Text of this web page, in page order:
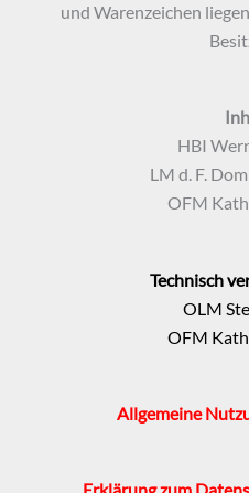
und Warenzeichen
HBI
LM d. F.
OFM
Technisch
OLM
OFM
Allgemeine